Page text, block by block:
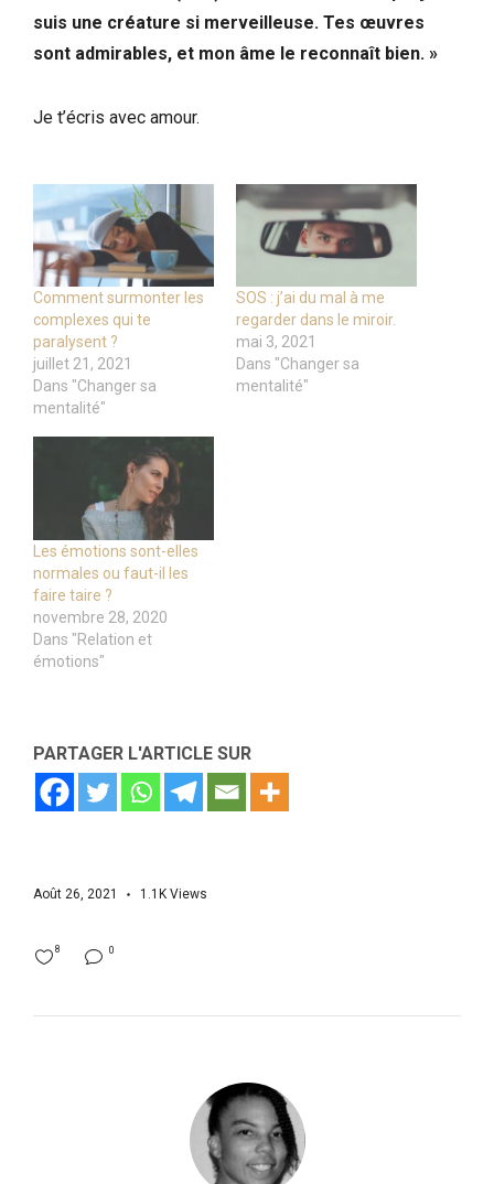
suis une créature si merveilleuse. Tes œuvres
sont admirables, et mon âme le reconnaît bien. »
Je t’écris avec amour.
Comment surmonter les
complexes qui te
paralysent ?
juillet 21, 2021
Dans "Changer sa
mentalité"
SOS : j’ai du mal à me
regarder dans le miroir.
mai 3, 2021
Dans "Changer sa
mentalité"
Les émotions sont-elles
normales ou faut-il les
faire taire ?
novembre 28, 2020
Dans "Relation et
émotions"
PARTAGER L'ARTICLE SUR
Août 26, 2021 1.1K Views
0
8